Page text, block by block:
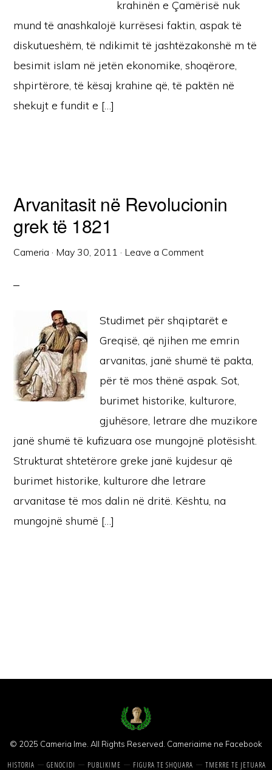
krahinën e Çamërisë nuk
mund të anashkalojë kurrësesi faktin, aspak të
diskutueshëm, të ndikimit të jashtëzakonshë m të
besimit islam në jetën ekonomike, shoqërore,
shpirtërore, të kësaj krahine që, të paktën në
shekujt e fundit e […]
Arvanitasit në Revolucionin
grek të 1821
Cameria · May 30, 2011 · Leave a Comment
Studimet për shqiptarët e
Greqisë, që njihen me emrin
arvanitas, janë shumë të pakta,
për të mos thënë aspak. Sot,
burimet historike, kulturore,
gjuhësore, letrare dhe muzikore
janë shumë të kufizuara ose mungojnë plotësisht.
Strukturat shtetërore greke janë kujdesur që
burimet historike, kulturore dhe letrare
arvanitase të mos dalin në dritë. Kështu, na
mungojnë shumë […]
© 2025 Cameria Ime. All Rights Reserved. Cameriaime ne Facebook
HISTORIA GENOCIDI PUBLIKIME FIGURA TE SHQUARA
TMERRE TE JETUARA